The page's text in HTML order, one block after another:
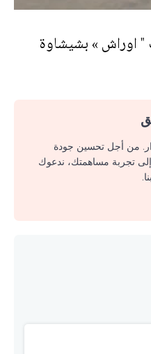
" اوراش » بشيشاوة
من أجل تحسين جودة
إلى تجربة مساهمتك، ندعوك